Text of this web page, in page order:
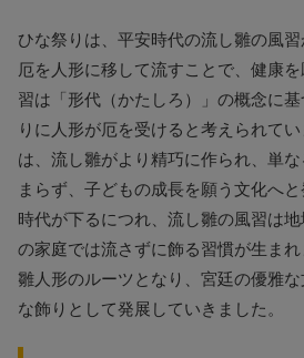
ひな祭りは、平安時代の流し雛の風
厄を人形に移して流すことで、健康
習は「形代（かたしろ）」の概念に
りに人形が厄を受けると考えられて
は、流し雛がより精巧に作られ、単
まらず、子どもの成長を願う文化へと
時代が下るにつれ、流し雛の風習は
の家庭では流さずに飾る習慣が生ま
雛人形のルーツとなり、宮廷の優雅
な飾りとして発展していきました。